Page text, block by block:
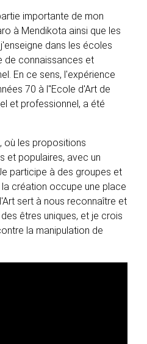
importante de mon
à Mendikota ainsi que les
dans les écoles
de connaissances et
En ce sens, l'expérience
70 à l"Ecole d'Art de
et professionnel, a été
où les propositions
et populaires, avec un
participe à des groupes et
création occupe une place
sert à nous reconnaître et
êtres uniques, et je crois
la manipulation de